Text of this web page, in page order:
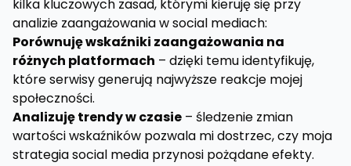
kilka kluczowych zasad, którymi kieruję się przy
analizie zaangażowania w social mediach:
Porównuję wskaźniki zaangażowania na
różnych platformach – dzięki temu identyfikuję,
które serwisy generują najwyższe reakcje mojej
społeczności.
Analizuję trendy w czasie – śledzenie zmian
wartości wskaźników pozwala mi dostrzec, czy moja
strategia social media przynosi pożądane efekty.